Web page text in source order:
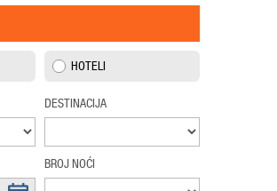
HOTELI
DESTINACIJA
BROJ NOĆI